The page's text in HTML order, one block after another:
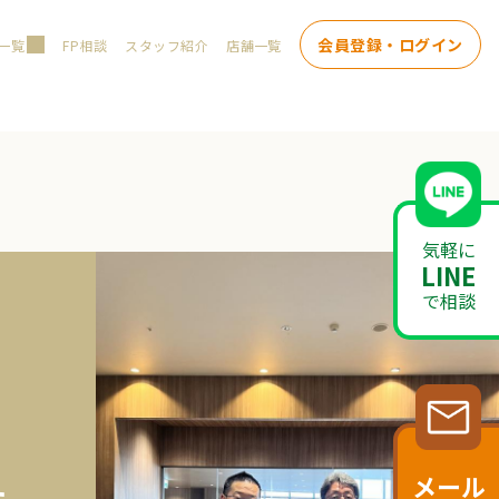
覧 FP相談 スタッフ紹介 店舗一覧 会員登録・ログイン
気軽に
LINE
で相談
メール